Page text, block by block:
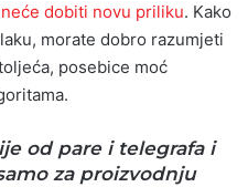
dobiti novu priliku. Kako
morate dobro razumjeti
posebice moć
od pare i telegrafa i
za proizvodnju